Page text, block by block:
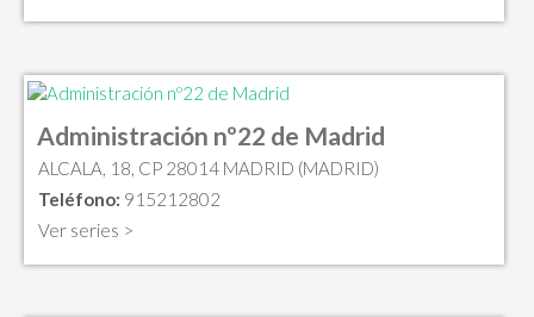
Administración nº22 de Madrid
ALCALA, 18, CP 28014 MADRID (MADRID)
Teléfono: 915212802
Ver series >